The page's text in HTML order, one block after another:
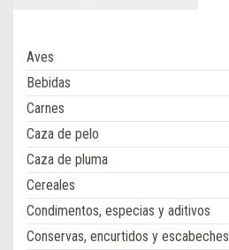
Aves
Bebidas
Carnes
Caza de pelo
Caza de pluma
Cereales
Condimentos, especias y aditivos
Conservas, encurtidos y escabeches